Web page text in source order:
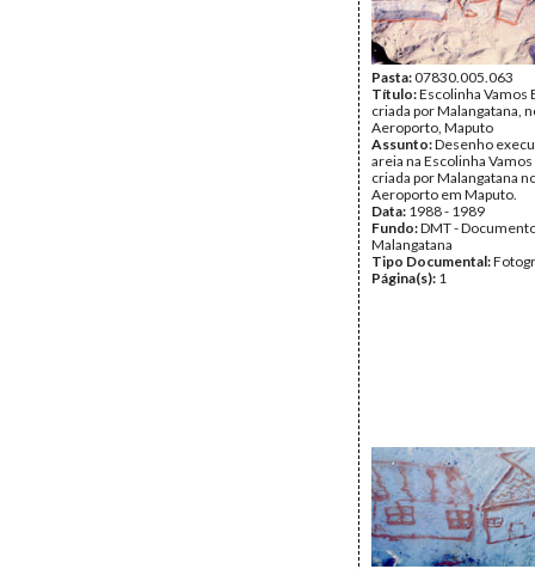
Pasta:07830.005.063
Título:Escolinha Vamos
criada por Malangatana,
Aeroporto, Maputo
Assunto:Desenho
areia na Escolinha
criada por Malangatana
Aeroporto em Maputo.
Data: 1988 - 1989
Fundo:DMT -
Malangatana
Tipo Documental:
Página(s): 1